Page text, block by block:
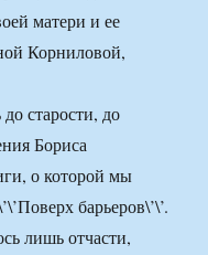
матери и ее
Корниловой,
старости, до
Бориса
о которой мы
барьеров\’\’.
лишь отчасти,